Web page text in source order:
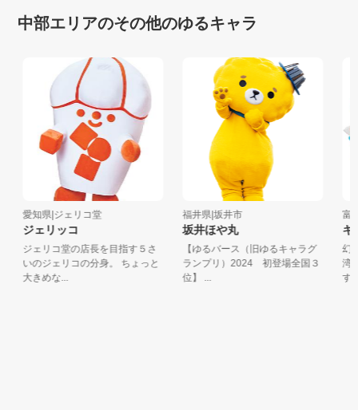
中部エリアのその他のゆるキャラ
愛知県|ジェリコ堂
ジェリッコ
ジェリコ堂の店長を目指す５さ
いのジェリコの分身。 ちょっと
大きめな...
福井県|坂井市
坂井ほや丸
【ゆるバース（旧ゆるキャラグ
ランプリ）2024 初登場全国３
位】 ...
富
キ
幻
湾
す☆